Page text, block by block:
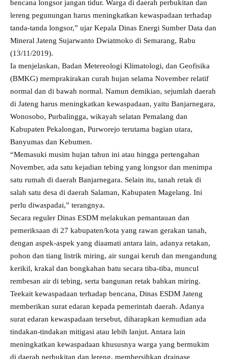
bencana longsor jangan tidur. Warga di daerah perbukitan dan
lereng pegunungan harus meningkatkan kewaspadaan terhadap
tanda-tanda longsor,” ujar Kepala Dinas Energi Sumber Data dan
Mineral Jateng Sujarwanto Dwiatmoko di Semarang, Rabu
(13/11/2019).
Ia menjelaskan, Badan Metereologi Klimatologi, dan Geofisika
(BMKG) memprakirakan curah hujan selama November relatif
normal dan di bawah normal. Namun demikian, sejumlah daerah
di Jateng harus meningkatkan kewaspadaan, yaitu Banjarnegara,
Wonosobo, Purbalingga, wikayah selatan Pemalang dan
Kabupaten Pekalongan, Purworejo terutama bagian utara,
Banyumas dan Kebumen.
“Memasuki musim hujan tahun ini atau hingga pertengahan
November, ada satu kejadian tebing yang longsor dan menimpa
satu rumah di daerah Banjarnegara. Selain itu, tanah retak di
salah satu desa di daerah Salaman, Kabupaten Magelang. Ini
perlu diwaspadai,” terangnya.
Secara reguler Dinas ESDM melakukan pemantauan dan
pemeriksaan di 27 kabupaten/kota yang rawan gerakan tanah,
dengan aspek-aspek yang diaamati antara lain, adanya retakan,
pohon dan tiang listrik miring, air sungai keruh dan mengandung
kerikil, krakal dan bongkahan batu secara tiba-tiba, muncul
rembesan air di tebing, serta bangunan retak bahkan miring.
Teekait kewaspadaan terhadap bencana, Dinas ESDM Jateng
memberikan surat edaran kepada pemerintah daerah. Adanya
surat edaran kewaspadaan tersebut, diharapkan kemudian ada
tindakan-tindakan mitigasi atau lebih lanjut. Antara lain
meningkatkan kewaspadaan khususnya warga yang bermukim
di daerah perbukitan dan lereng, membersihkan drainase